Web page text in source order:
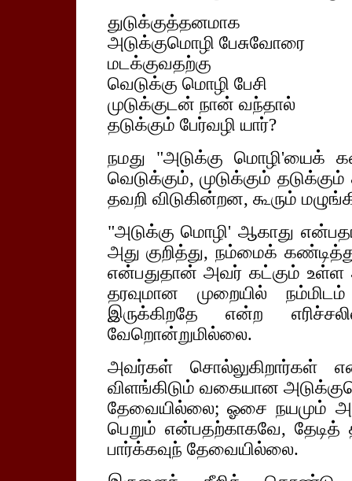
துடுக்குத்தனமாக
அடுக்குமொழி பேசுவோரை
மடக்குவதற்கு
வெடுக்கு மொழி பேசி
முடுக்குடன் நான் வந்தால்
தடுக்கும் பேர்வழி யார்?
நமது "அடுக்கு மொழி'யைக்
வெடுக்கும், முடுக்கும்
தவறி விடுகின்றன, கூரும்
"அடுக்கு மொழி' ஆகாது
அது குறித்து, நம்மைக்
என்பதுதான் அவர் கட்கும் உள்ள
தரவுமான முறையில்
இருக்கிறதே என்ற
வேறொன்றுமில்லை.
அவர்கள் சொல்லுகிறார்கள்
விளங்கிடும் வகையான
தேவையில்லை; ஓசை நயமும்
பெறும் என்பதற்காகவே, தேடித்
பார்க்கவுந் தேவையில்லை.